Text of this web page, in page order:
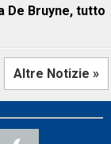
De Bruyne, tutto
Altre Notizie »